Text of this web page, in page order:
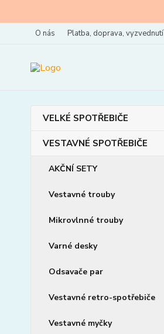
O nás Platba, doprava, vyzvednutí
VELKÉ SPOTŘEBIČE
VESTAVNÉ SPOTŘEBIČE
AKČNÍ SETY
Vestavné trouby
Mikrovlnné trouby
Varné desky
Odsavače par
Vestavné retro-spotřebiče
Vestavné myčky